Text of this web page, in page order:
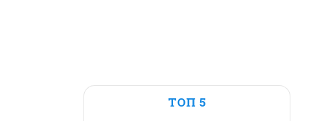
ТОП 5